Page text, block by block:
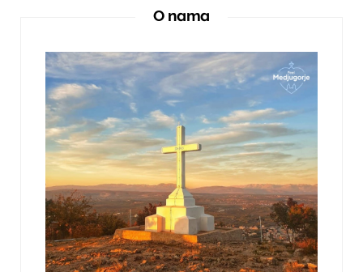
O nama